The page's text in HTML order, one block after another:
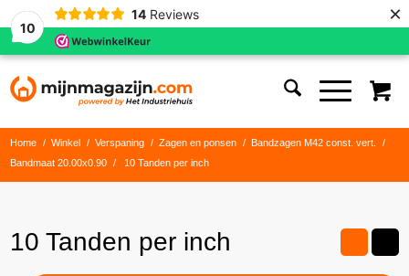
10
14 Reviews ×
Home / Winkel / Verspaning / Zagen en ponsen / Bandzagen M42 const. vert.
/
Bandmaat 20.00x0.90
/ 10 Tanden per inch
10 Tanden per inch